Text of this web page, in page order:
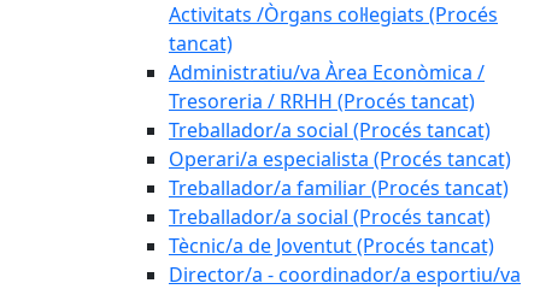
Activitats /Òrgans col·legiats (Procés
tancat)
Administratiu/va Àrea Econòmica /
Tresoreria / RRHH (Procés tancat)
Treballador/a social (Procés tancat)
Operari/a especialista (Procés tancat)
Treballador/a familiar (Procés tancat)
Treballador/a social (Procés tancat)
Tècnic/a de Joventut (Procés tancat)
Director/a - coordinador/a esportiu/va